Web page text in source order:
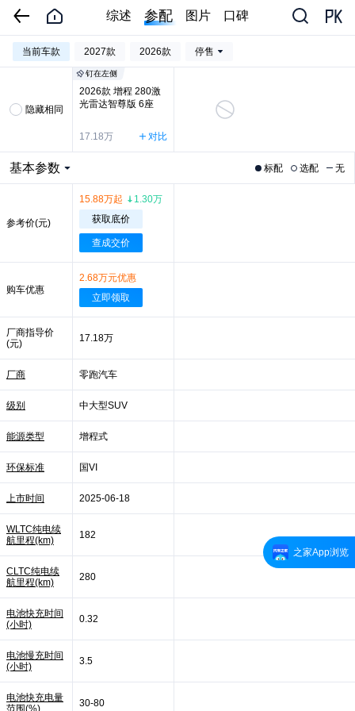
综述 参配 图片 口碑
当前车款 2027款 2026款 停售
隐藏相同
钉在左侧
2026款 增程 280激
光雷达智尊版 6座
17.18万 对比
基本参数 标配 选配 无
参考价(元)
15.88万起
1.30万
获取底价
查成交价
购车优惠
2.68万元优惠
立即领取
厂商指导价
(元)
17.18万
厂商 零跑汽车
级别 中大型SUV
能源类型 增程式
环保标准 国VI
上市时间 2025-06-18
WLTC纯电续
航里程(km)
182
CLTC纯电续
航里程(km)
280
电池快充时间
(小时)
0.32
电池慢充时间
(小时)
3.5
电池快充电量
范围(%)
30-80
之家App浏览